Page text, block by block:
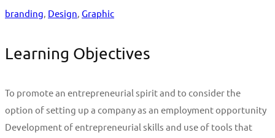
branding, Design, Graphic
Learning Objectives
To promote an entrepreneurial spirit and to consider the
option of setting up a company as an employment opportunity
Development of entrepreneurial skills and use of tools that